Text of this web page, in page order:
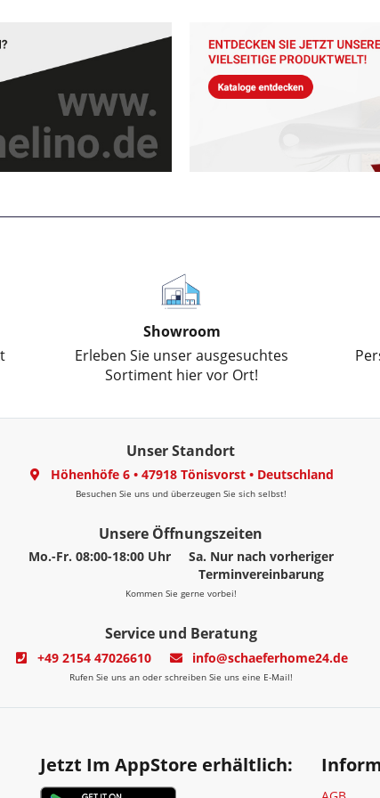
ausgesuchtes
Persöhnliche Beratung bei
uns oder telefonisch.
Unser Standort
Höhenhöfe 6• 47918 Tönisvorst• Deutschland
Besuchen Sie uns und überzeugen Sie sich selbst!
Unsere Öffnungszeiten
Mo.-Fr. 08:00-18:00 Uhr
Sa. Nur nach vorheriger
Terminvereinbarung
Kommen Sie gerne vorbei!
Service und Beratung
+49 2154 47026610 info@schaeferhome24.de
Rufen Sie uns an oder schreiben Sie uns eine E-Mail!
Jetzt Im AppStore erhältlich: